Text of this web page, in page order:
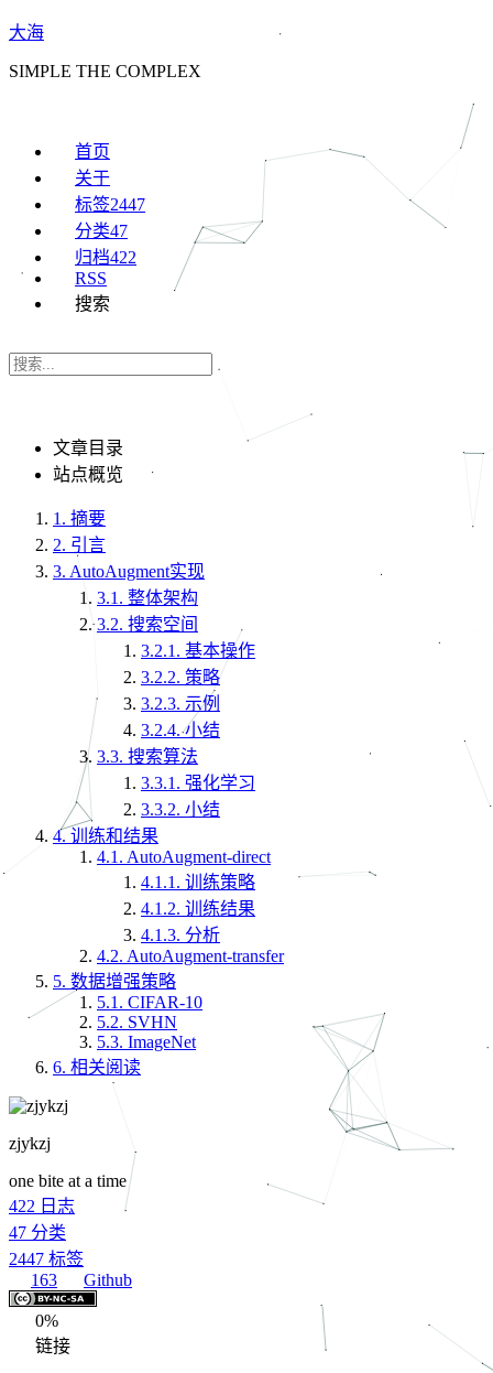
大海
SIMPLE THE COMPLEX
首页
关于
标签2447
分类47
归档422
RSS
搜索
文章目录
站点概览
1. 摘要
2. 引言
3. AutoAugment实现
3.1. 整体架构
3.2. 搜索空间
3.2.1. 基本操作
3.2.2. 策略
3.2.3. 示例
3.2.4. 小结
3.3. 搜索算法
3.3.1. 强化学习
3.3.2. 小结
4. 训练和结果
4.1. AutoAugment-direct
4.1.1. 训练策略
4.1.2. 训练结果
4.1.3. 分析
4.2. AutoAugment-transfer
5. 数据增强策略
5.1. CIFAR-10
5.2. SVHN
5.3. ImageNet
6. 相关阅读
zjykzj
one bite at a time
422 日志
47 分类
2447 标签
163
Github
0%
链接